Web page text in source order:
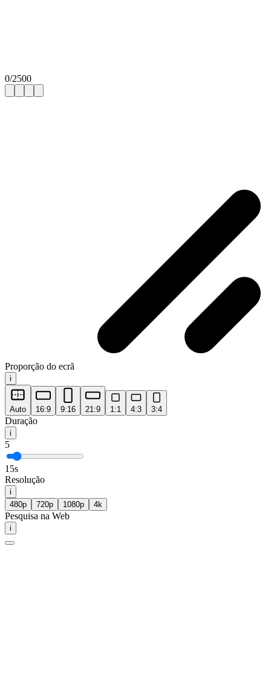
0/2500
Proporção do ecrã
i
Auto 16:9 9:16 21:9 1:1 4:3 3:4
Duração
i
5
15s
Resolução
i
480p
720p 1080p 4k
Pesquisa na Web
i